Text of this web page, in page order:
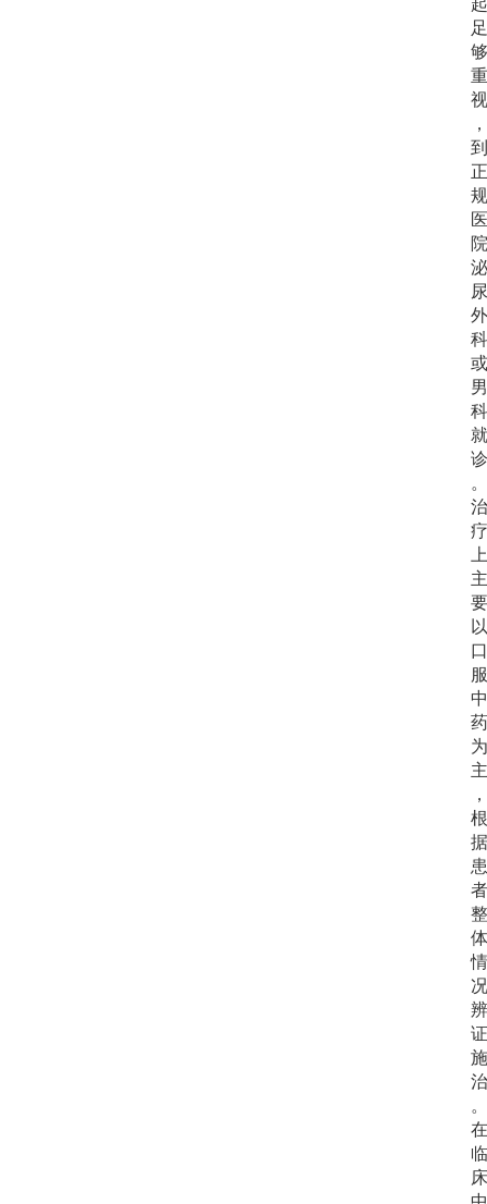
起
足
够
重
视
，
到
正
规
医
院
泌
尿
外
科
或
男
科
就
诊
。
治
疗
上
主
要
以
口
服
中
药
为
主
，
根
据
患
者
整
体
情
况
辨
证
施
治
。
在
临
床